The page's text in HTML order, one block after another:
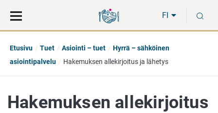
suoraan
sisältöön
koko
sivuston
FI
Etusivu Tuet Asiointi – tuet
Hyrrä – sähköinen
asiointipalvelu
Hakemuksen allekirjoitus ja lähetys
Hakemuksen allekirjoitus